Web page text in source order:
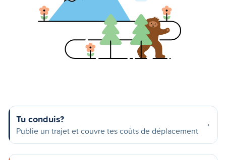
Tu conduis?
Publie un trajet et couvre tes coûts de déplacement